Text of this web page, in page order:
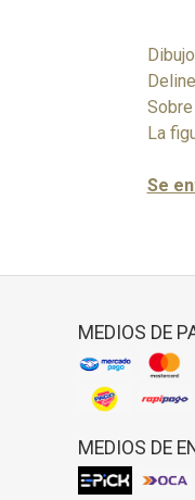
La
Se
MEDIOS DE
MEDIOS DE